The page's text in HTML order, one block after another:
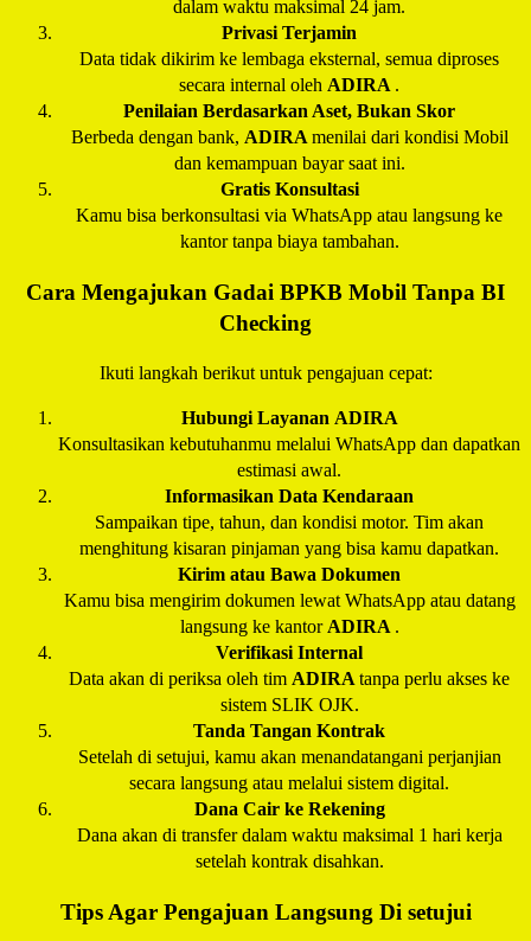
dalam waktu maksimal 24 jam.
Privasi Terjamin
Data tidak dikirim ke lembaga eksternal, semua diproses
secara internal oleh ADIRA .
Penilaian Berdasarkan Aset, Bukan Skor
Berbeda dengan bank, ADIRA menilai dari kondisi Mobil
dan kemampuan bayar saat ini.
Gratis Konsultasi
Kamu bisa berkonsultasi via WhatsApp atau langsung ke
kantor tanpa biaya tambahan.
Cara Mengajukan Gadai BPKB Mobil Tanpa BI
Checking
Ikuti langkah berikut untuk pengajuan cepat:
Hubungi Layanan ADIRA
Konsultasikan kebutuhanmu melalui WhatsApp dan dapatkan
estimasi awal.
Informasikan Data Kendaraan
Sampaikan tipe, tahun, dan kondisi motor. Tim akan
menghitung kisaran pinjaman yang bisa kamu dapatkan.
Kirim atau Bawa Dokumen
Kamu bisa mengirim dokumen lewat WhatsApp atau datang
langsung ke kantor ADIRA .
Verifikasi Internal
Data akan di periksa oleh tim ADIRA tanpa perlu akses ke
sistem SLIK OJK.
Tanda Tangan Kontrak
Setelah di setujui, kamu akan menandatangani perjanjian
secara langsung atau melalui sistem digital.
Dana Cair ke Rekening
Dana akan di transfer dalam waktu maksimal 1 hari kerja
setelah kontrak disahkan.
Tips Agar Pengajuan Langsung Di setujui